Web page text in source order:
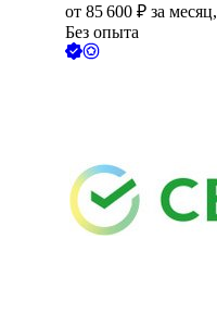
от 85 600 ₽ за месяц,
Без опыта